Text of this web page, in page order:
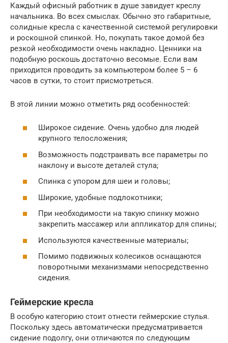
Каждый офисный работник в душе завидует креслу
начальника. Во всех смыслах. Обычно это габаритные,
солидные кресла с качественной системой регулировки
и роскошной спинкой. Но, покупать такое домой без
резкой необходимости очень накладно. Ценники на
подобную роскошь достаточно весомые. Если вам
приходится проводить за компьютером более 5 – 6
часов в сутки, то стоит присмотреться.
В этой линии можно отметить ряд особенностей:
Широкое сидение. Очень удобно для людей
крупного телосложения;
Возможность подстраивать все параметры по
наклону и высоте деталей стула;
Спинка с упором для шеи и головы;
Широкие, удобные подлокотники;
При необходимости на такую спинку можно
закрепить массажер или аппликатор для спины;
Используются качественные материалы;
Помимо подвижных колесиков оснащаются
поворотными механизмами непосредственно
сидения.
Геймерские кресла
В особую категорию стоит отнести геймерские стулья.
Поскольку здесь автоматически предусматривается
сидение подолгу, они отличаются по следующим